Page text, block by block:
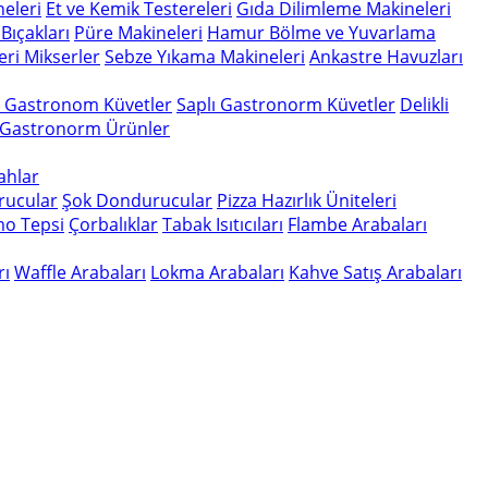
Et ve Kemik Testereleri Gıda Dilimleme Makineleri
Püre Makineleri Hamur Bölme ve Yuvarlama
MikserlerSebze Yıkama Makineleri Ankastre Havuzları
KüvetlerSaplı Gastronorm Küvetler Delikli
Ürünler
Şok Dondurucular Pizza Hazırlık Üniteleri
Tepsi ÇorbalıklarTabak Isıtıcıları Flambe Arabaları
Waffle Arabaları Lokma Arabaları Kahve Satış Arabaları